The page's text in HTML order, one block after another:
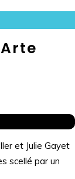
et Julie Gayet
scellé par un